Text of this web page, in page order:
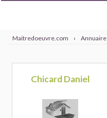
Maitredoeuvre.com › Annuaire
Chicard Daniel